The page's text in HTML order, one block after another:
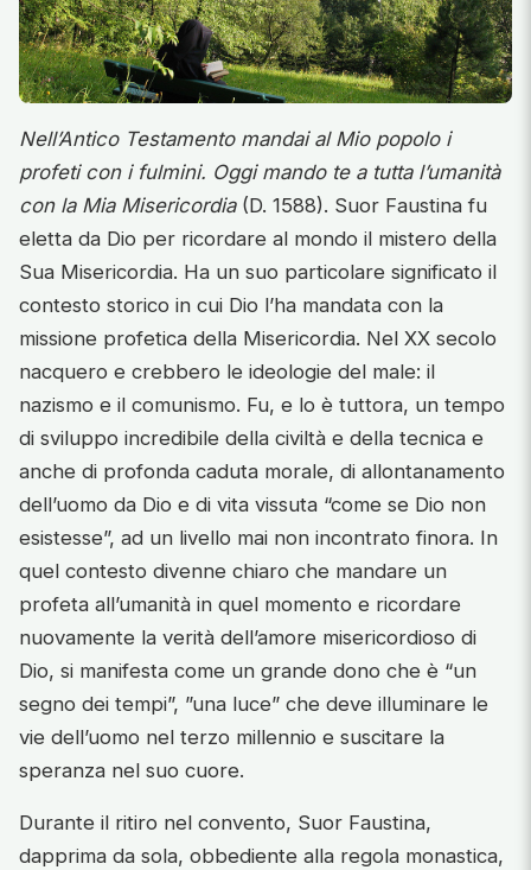
Nell’Antico Testamento mandai al Mio popolo i
profeti con i fulmini. Oggi mando te a tutta l’umanità
con la Mia Misericordia(D. 1588). Suor Faustina fu
eletta da Dio per ricordare al mondo il mistero della
Sua Misericordia. Ha un suo particolare significato il
contesto storico in cui Dio l’ha mandata con la
missione profetica della Misericordia. Nel XX secolo
nacquero e crebbero le ideologie del male: il
nazismo e il comunismo. Fu, e lo è tuttora, un tempo
di sviluppo incredibile della civiltà e della tecnica e
anche di profonda caduta morale, di allontanamento
dell’uomo da Dio e di vita vissuta “come se Dio non
esistesse”, ad un livello mai non incontrato finora. In
quel contesto divenne chiaro che mandare un
profeta all’umanità in quel momento e ricordare
nuovamente la verità dell’amore misericordioso di
Dio, si manifesta come un grande dono che è “un
segno dei tempi”, ”una luce” che deve illuminare le
vie dell’uomo nel terzo millennio e suscitare la
speranza nel suo cuore.
Durante il ritiro nel convento, Suor Faustina,
dapprima da sola, obbediente alla regola monastica,